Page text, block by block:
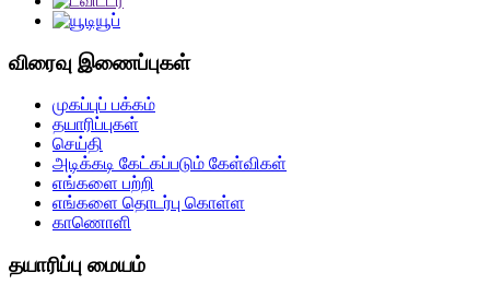
விரைவு இணைப்புகள்
முகப்புப் பக்கம்
தயாரிப்புகள்
செய்தி
அடிக்கடி கேட்கப்படும் கேள்விகள்
எங்களை பற்றி
எங்களை தொடர்பு கொள்ள
காணொளி
தயாரிப்பு மையம்